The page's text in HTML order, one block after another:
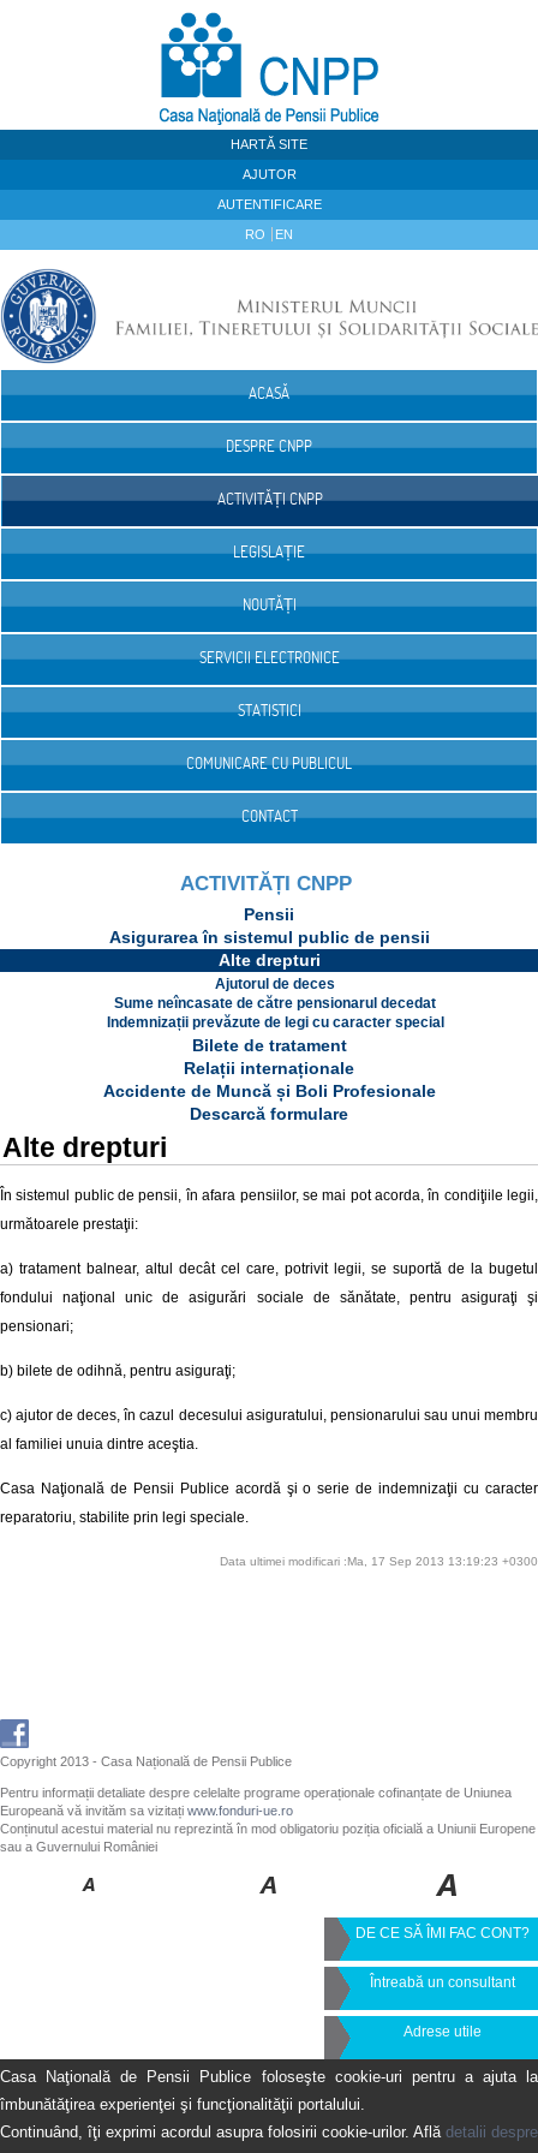
HARTĂ SITE
AJUTOR
AUTENTIFICARE
RO EN
ACASĂ
DESPRE CNPP
ACTIVITĂȚI CNPP
LEGISLAȚIE
NOUTĂȚI
SERVICII ELECTRONICE
STATISTICI
COMUNICARE CU PUBLICUL
CONTACT
ACTIVITĂȚI CNPP
Pensii
Asigurarea în sistemul public de pensii
Alte drepturi
Ajutorul de deces
Sume neîncasate de către pensionarul decedat
Indemnizații prevăzute de legi cu caracter special
Bilete de tratament
Relații internaționale
Accidente de Muncă și Boli Profesionale
Descarcă formulare
Alte drepturi
În sistemul public de pensii, în afara pensiilor, se mai pot acorda, în condiţiile legii,
următoarele prestaţii:
a) tratament balnear, altul decât cel care, potrivit legii, se suportă de la bugetul
fondului naţional unic de asigurări sociale de sănătate, pentru asiguraţi şi
pensionari;
b) bilete de odihnă, pentru asiguraţi;
c) ajutor de deces, în cazul decesului asiguratului, pensionarului sau unui membru
al familiei unuia dintre aceştia.
Casa Naţională de Pensii Publice acordă şi o serie de indemnizaţii cu caracter
reparatoriu, stabilite prin legi speciale.
Data ultimei modificari :Ma, 17 Sep 2013 13:19:23 +0300
Copyright 2013 - Casa Națională de Pensii Publice
Pentru informații detaliate despre celelalte programe operaționale cofinanțate de Uniunea
Europeană vă invităm sa vizitați www.fonduri-ue.ro
Conținutul acestui material nu reprezintă în mod obligatoriu poziția oficială a Uniunii Europene
sau a Guvernului României
DE CE SĂ ÎMI FAC CONT?
Întreabă un consultant
Adrese utile
Casa Naţională de Pensii Publice foloseşte cookie-uri pentru a ajuta la
îmbunătăţirea experienţei şi funcţionalităţii portalului.
Continuând, îţi exprimi acordul asupra folosirii cookie-urilor. Află detalii despre